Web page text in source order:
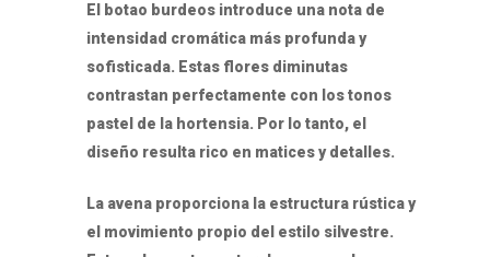
El botao burdeos introduce una nota de
intensidad cromática más profunda y
sofisticada. Estas flores diminutas
contrastan perfectamente con los tonos
pastel de la hortensia. Por lo tanto, el
diseño resulta rico en matices y detalles.
La avena proporciona la estructura rústica y
el movimiento propio del estilo silvestre.